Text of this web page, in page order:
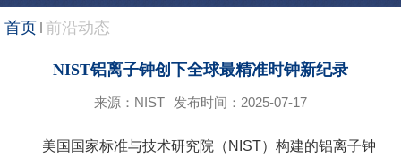
首页 前沿动态
NIST铝离子钟创下全球最精准时钟新纪录
来源：NIST 发布时间：2025-07-17
美国国家标准与技术研究院（NIST）构建的铝离子钟